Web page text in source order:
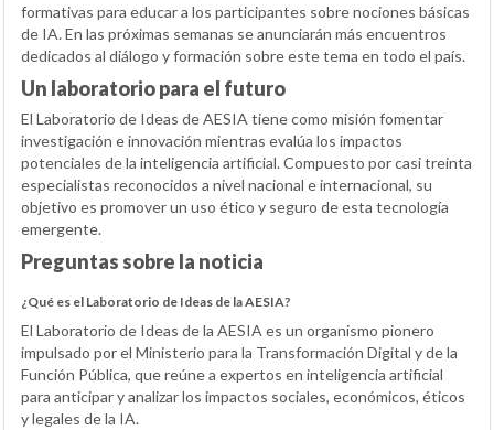
formativas para educar a los participantes sobre nociones básicas
de IA. En las próximas semanas se anunciarán más encuentros
dedicados al diálogo y formación sobre este tema en todo el país.
Un laboratorio para el futuro
El Laboratorio de Ideas de AESIA tiene como misión fomentar
investigación e innovación mientras evalúa los impactos
potenciales de la inteligencia artificial. Compuesto por casi treinta
especialistas reconocidos a nivel nacional e internacional, su
objetivo es promover un uso ético y seguro de esta tecnología
emergente.
Preguntas sobre la noticia
¿Qué es el Laboratorio de Ideas de la AESIA?
El Laboratorio de Ideas de la AESIA es un organismo pionero
impulsado por el Ministerio para la Transformación Digital y de la
Función Pública, que reúne a expertos en inteligencia artificial
para anticipar y analizar los impactos sociales, económicos, éticos
y legales de la IA.